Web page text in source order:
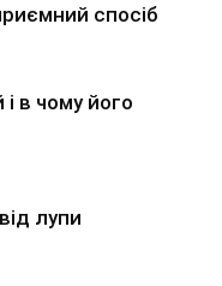
спосіб
в чому його
лупи